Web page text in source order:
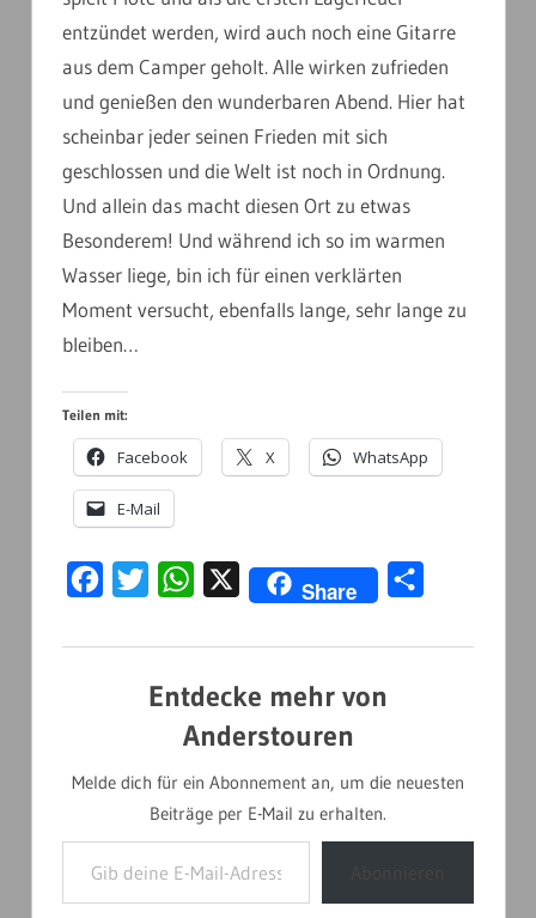
entzündet werden, wird auch noch eine Gitarre
aus dem Camper geholt. Alle wirken zufrieden
und genießen den wunderbaren Abend. Hier hat
scheinbar jeder seinen Frieden mit sich
geschlossen und die Welt ist noch in Ordnung.
Und allein das macht diesen Ort zu etwas
Besonderem! Und während ich so im warmen
Wasser liege, bin ich für einen verklärten
Moment versucht, ebenfalls lange, sehr lange zu
bleiben…
Teilen mit:
Facebook X WhatsApp
E-Mail
FacebookTwitter WhatsApp
X Share
Entdecke mehr von
Anderstouren
Melde dich für ein Abonnement an, um die neuesten
Beiträge per E-Mail zu erhalten.
Gib deine E-Mail-Adresse ein ...